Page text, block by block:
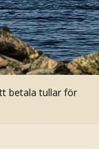
betala tullar för